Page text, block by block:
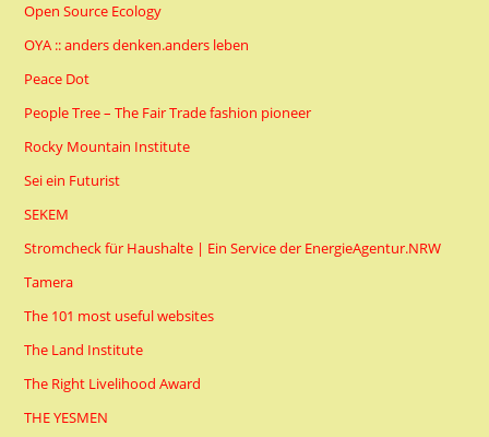
Open Source Ecology
OYA :: anders denken.anders leben
Peace Dot
People Tree – The Fair Trade fashion pioneer
Rocky Mountain Institute
Sei ein Futurist
SEKEM
Stromcheck für Haushalte | Ein Service der EnergieAgentur.NRW
Tamera
The 101 most useful websites
The Land Institute
The Right Livelihood Award
THE YESMEN